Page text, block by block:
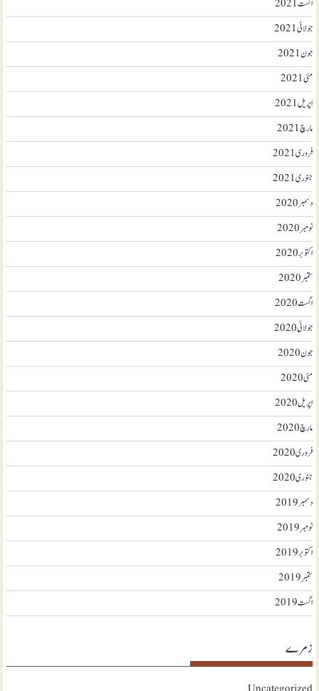
اگست 2021
جولائی 2021
جون 2021
مئی 2021
اپریل 2021
مارچ 2021
فروری 2021
جنوری 2021
دسمبر 2020
نومبر 2020
اکتوبر 2020
ستمبر 2020
اگست 2020
جولائی 2020
جون 2020
مئی 2020
اپریل 2020
مارچ 2020
فروری 2020
جنوری 2020
دسمبر 2019
نومبر 2019
اکتوبر 2019
ستمبر 2019
اگست 2019
زمرے